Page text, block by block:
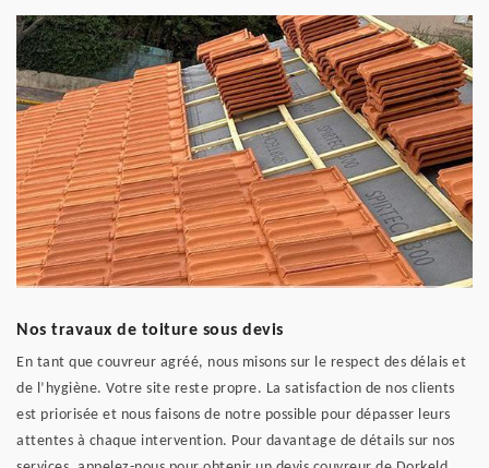
Nos travaux de toiture sous devis
En tant que couvreur agréé, nous misons sur le respect des délais et
de l’hygiène. Votre site reste propre. La satisfaction de nos clients
est priorisée et nous faisons de notre possible pour dépasser leurs
attentes à chaque intervention. Pour davantage de détails sur nos